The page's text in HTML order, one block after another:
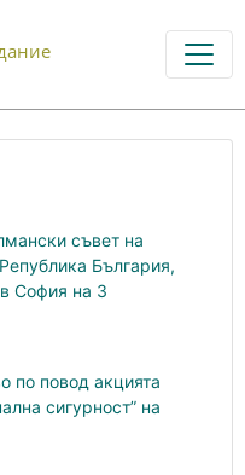
съвет на
България,
София на 3
по повод акцията
сигурност” на